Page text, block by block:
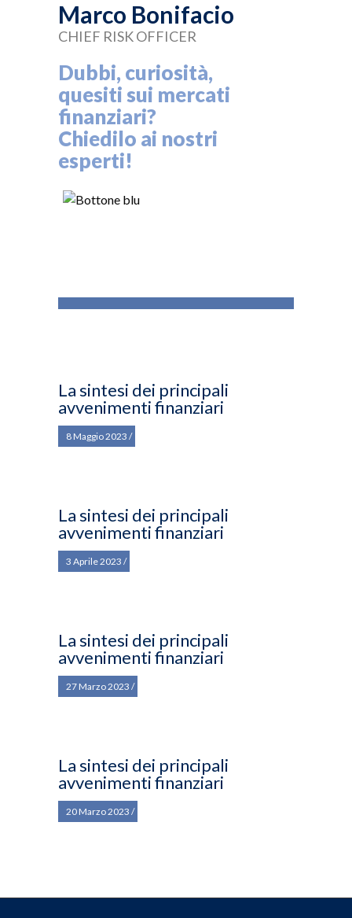
Marco Bonifacio
CHIEF RISK OFFICER
Dubbi, curiosità,
quesiti sui mercati
finanziari?
Chiedilo ai nostri
esperti!
La sintesi dei principali
avvenimenti finanziari
8 Maggio 2023
La sintesi dei principali
avvenimenti finanziari
3 Aprile 2023
La sintesi dei principali
avvenimenti finanziari
27 Marzo 2023
La sintesi dei principali
avvenimenti finanziari
20 Marzo 2023